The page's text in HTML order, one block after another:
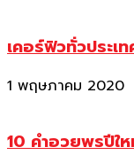
เคอร์ฟิวทั่วประเ
1 พฤษภาคม 2020
10 คำอวยพรปีใ